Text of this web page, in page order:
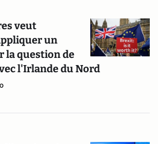
veut
un
la question de
l'Irlande du Nord